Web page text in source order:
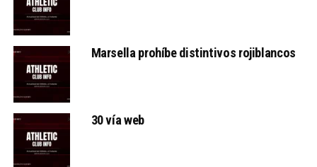
Marsella prohíbe distintivos rojiblancos
30 vía web